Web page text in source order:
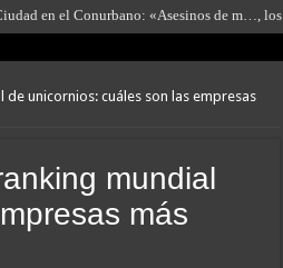
en el Conurbano: «Asesinos de m…, los
unicornios: cuáles son las empresas
mundial
más